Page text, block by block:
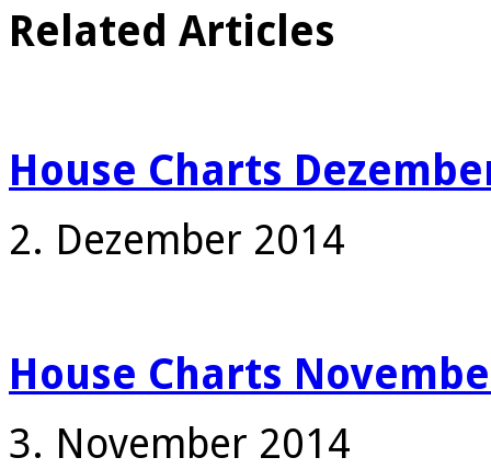
Related Articles
House Charts
2. Dezember 2014
House Charts
3. November 2014